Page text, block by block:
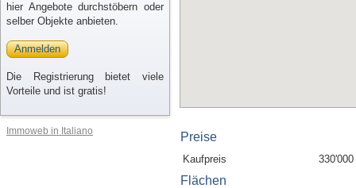
hier Angebote durchstöbern oder
selber Objekte anbieten.
Anmelden
Die Registrierung bietet viele
Vorteile und ist gratis!
Immoweb in Italiano Preise
Kaufpreis 330'000
Flächen